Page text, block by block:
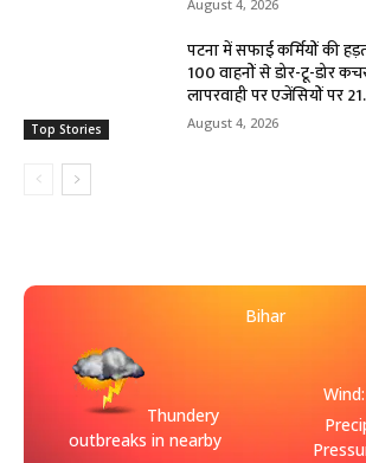
August 4, 2026
Top Stories
पटना में सफाई कर्मियों की
100 वाहनों से डोर-टू-डोर
लापरवाही पर एजेंसियों पर
August 4, 2026
Bihar
Thundery
outbreaks in nearby